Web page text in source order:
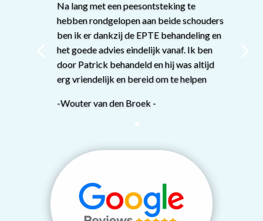
Na lang met een peesontsteking te
hebben rondgelopen aan beide schouders
ben ik er dankzij de EPTE behandeling en
het goede advies eindelijk vanaf. Ik ben
door Patrick behandeld en hij was altijd
erg vriendelijk en bereid om te helpen
-Wouter van den Broek -